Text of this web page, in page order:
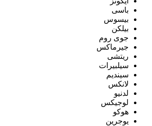
باسى
بيسوس
بيلكن
جوى روم
جيرماكس
ريتشى
سيلبيرات
سينديم
لانكس
لدنيو
لوجيكس
هوكو
يوجرين